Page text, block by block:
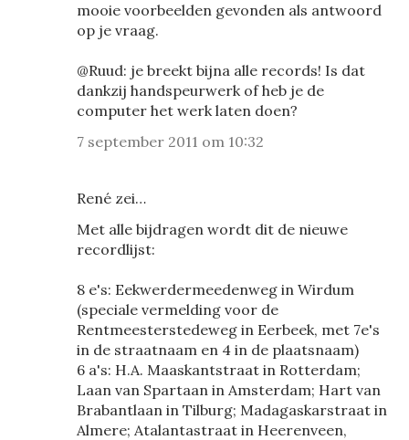
mooie voorbeelden gevonden als antwoord
op je vraag.
@Ruud: je breekt bijna alle records! Is dat
dankzij handspeurwerk of heb je de
computer het werk laten doen?
7 september 2011 om 10:32
René zei…
Met alle bijdragen wordt dit de nieuwe
recordlijst:
8 e's: Eekwerdermeedenweg in Wirdum
(speciale vermelding voor de
Rentmeesterstedeweg in Eerbeek, met 7e's
in de straatnaam en 4 in de plaatsnaam)
6 a's: H.A. Maaskantstraat in Rotterdam;
Laan van Spartaan in Amsterdam; Hart van
Brabantlaan in Tilburg; Madagaskarstraat in
Almere; Atalantastraat in Heerenveen,